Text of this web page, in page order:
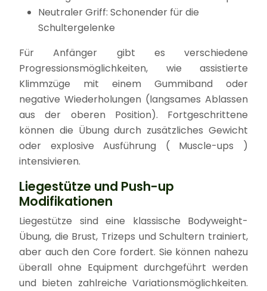
Neutraler Griff: Schonender für die
Schultergelenke
Für Anfänger gibt es verschiedene
Progressionsmöglichkeiten, wie assistierte
Klimmzüge mit einem Gummiband oder
negative Wiederholungen (langsames Ablassen
aus der oberen Position). Fortgeschrittene
können die Übung durch zusätzliches Gewicht
oder explosive Ausführung ( Muscle-ups )
intensivieren.
Liegestütze und Push-up
Modifikationen
Liegestütze sind eine klassische Bodyweight-
Übung, die Brust, Trizeps und Schultern trainiert,
aber auch den Core fordert. Sie können nahezu
überall ohne Equipment durchgeführt werden
und bieten zahlreiche Variationsmöglichkeiten.